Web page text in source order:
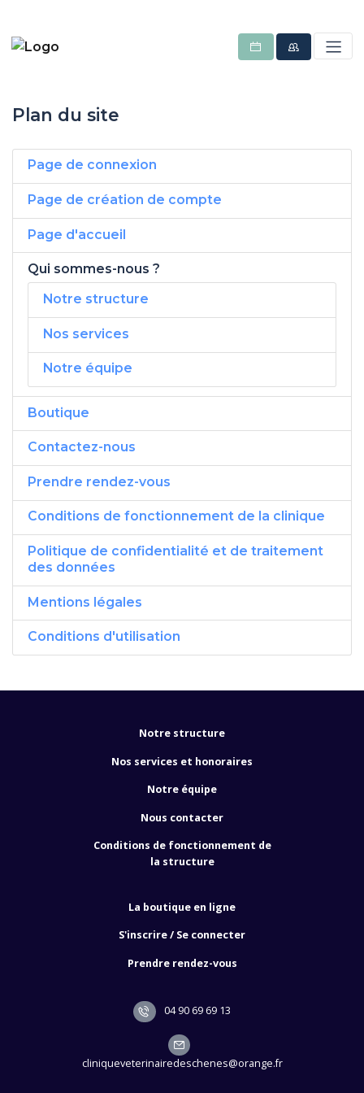
Plan du site
Page de connexion
Page de création de compte
Page d'accueil
Qui sommes-nous ?
Notre structure
Nos services
Notre équipe
Boutique
Contactez-nous
Prendre rendez-vous
Conditions de fonctionnement de la clinique
Politique de confidentialité et de traitement
des données
Mentions légales
Conditions d'utilisation
Notre structure
Nos services et honoraires
Notre équipe
Nous contacter
Conditions de fonctionnement de
la structure
La boutique en ligne
S'inscrire / Se connecter
Prendre rendez-vous
04 90 69 69 13
cliniqueveterinairedeschenes@orange.fr